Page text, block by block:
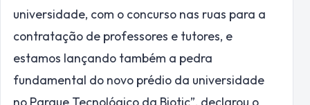
universidade, com o concurso nas ruas para a
contratação de professores e tutores, e
estamos lançando também a pedra
fundamental do novo prédio da universidade
no Parque Tecnológico da Biotic”, declarou o